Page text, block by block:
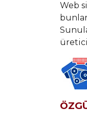
Web